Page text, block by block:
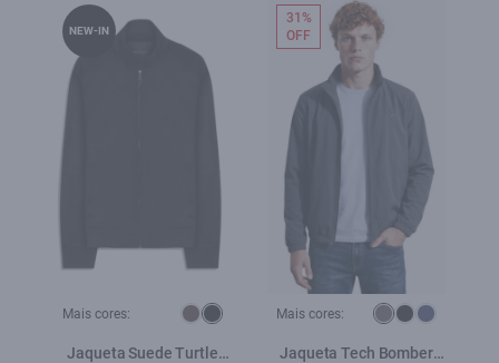
Mais cores:
Jaqueta Suede Turtle
NEW-IN
Mais cores:
Jaqueta Tech Bomber
31%
OFF